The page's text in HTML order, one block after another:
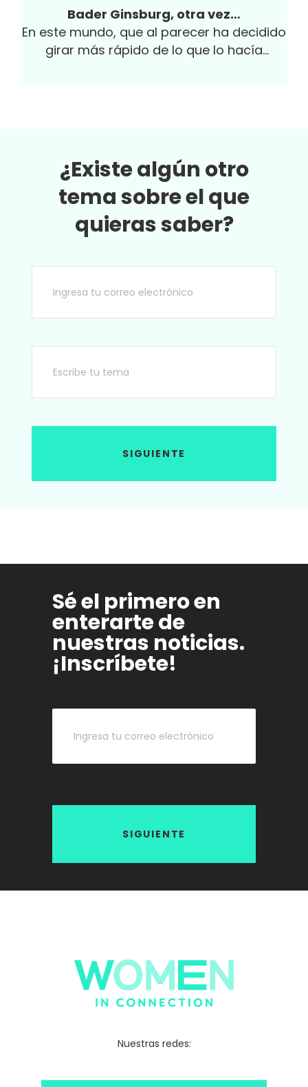
cultura, sus valores y su diversidad. Es muy
probable que su junta directiva cuente con
una variedad de especialidades técnicas,
tales como Finanzas, operaciones,
actual.
Bader Ginsburg, otra vez…
En este mundo, que al parecer ha decidido
girar más rápido de lo que lo hacía
¿Existe algún otro
tema sobre el que
quieras saber?
SIGUIENTE
Sé el primero en
enterarte de
nuestras noticias.
¡Inscríbete!
SIGUIENTE
Nuestras redes: